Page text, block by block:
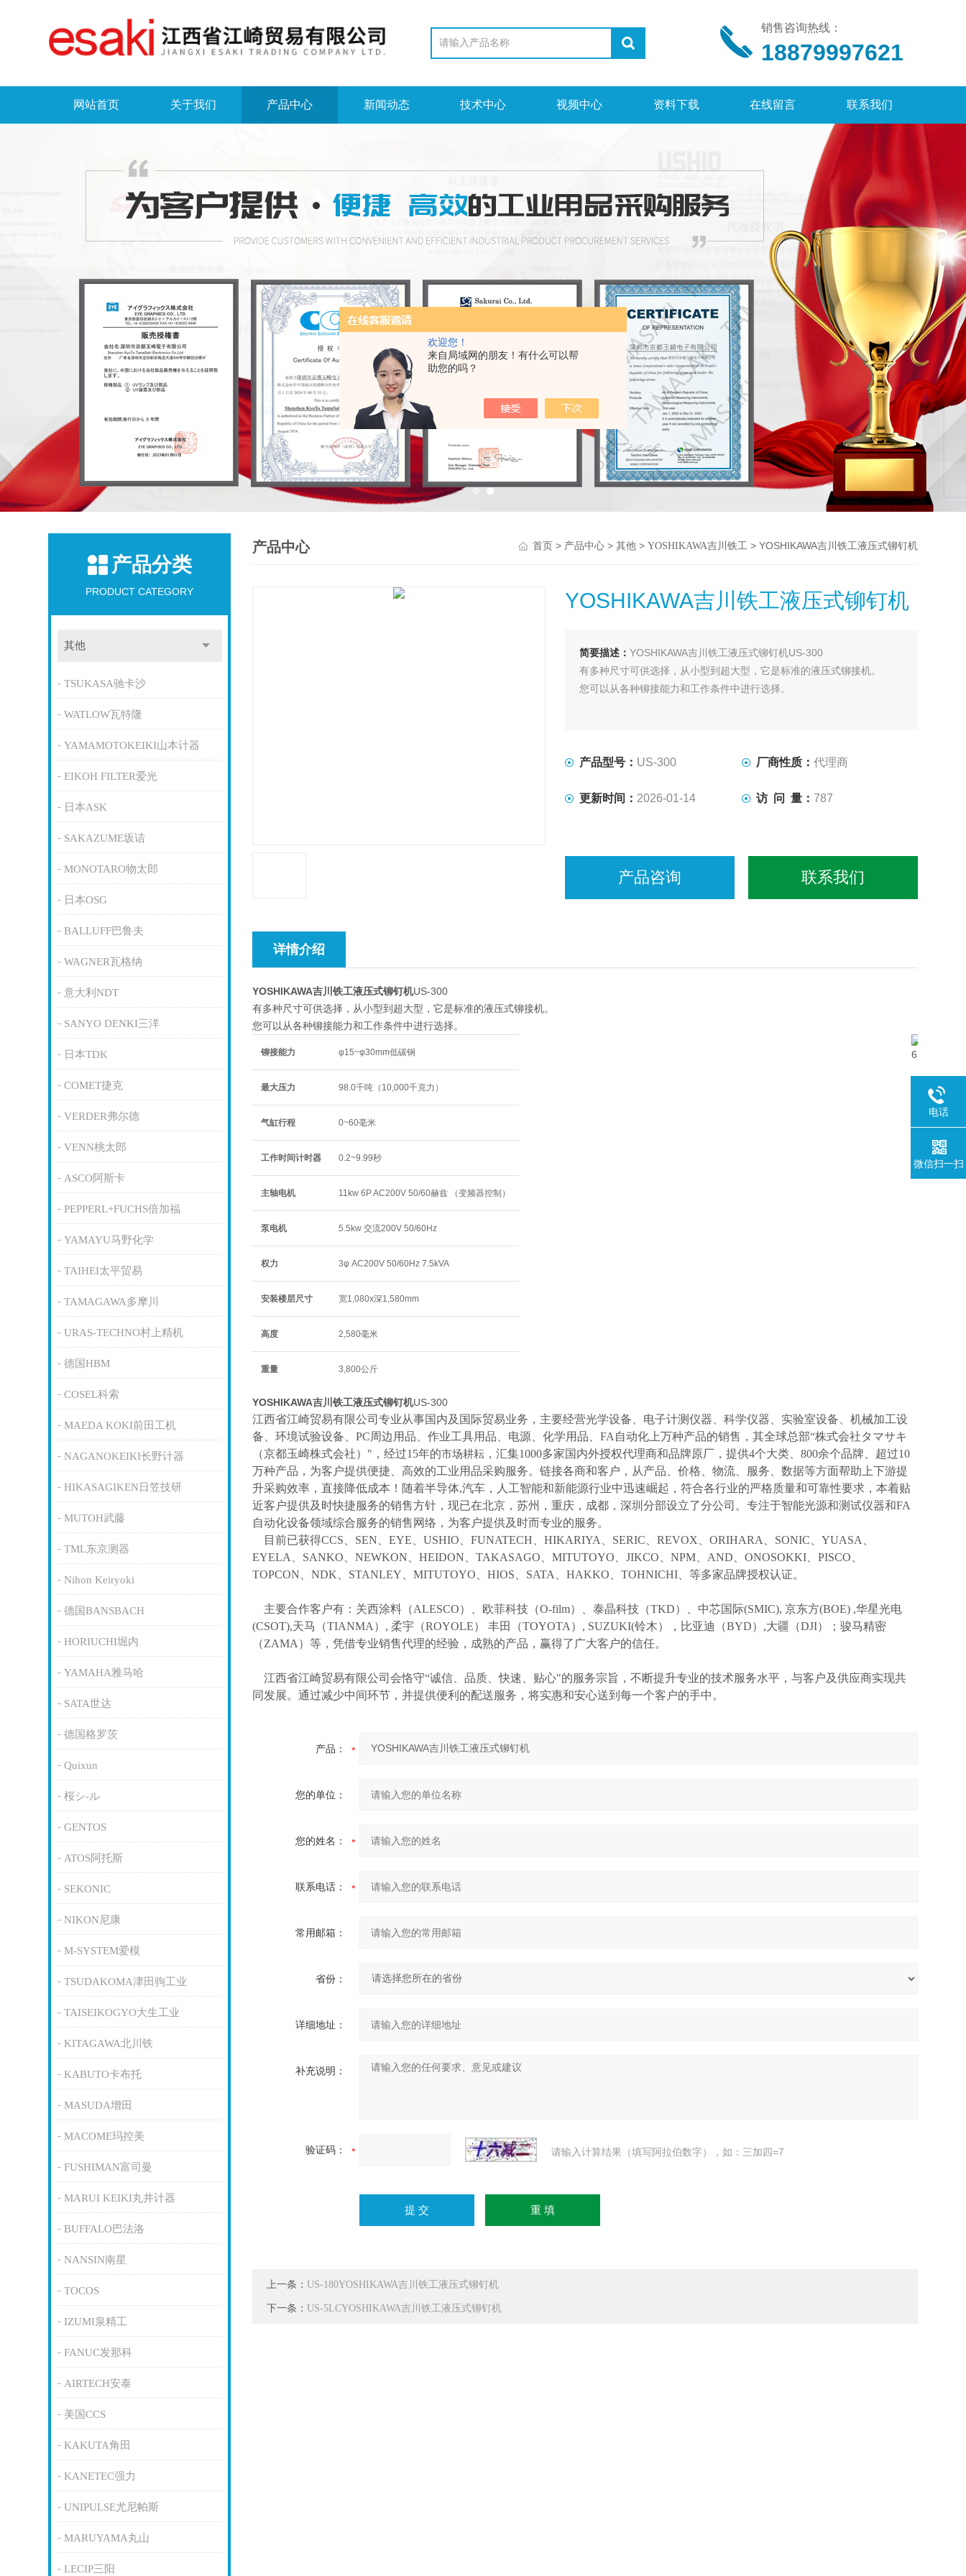
欢迎您！
来自局域网的朋友！有什么可以帮
助您的吗？
销售咨询热线：
18879997621
网站首页 关于我们 产品中心 新闻动态 技术中心 视频中心 资料下载 在线留言 联系我们
产品分类
PRODUCT CATEGORY
其他
TSUKASA驰卡沙
WATLOW瓦特隆
YAMAMOTOKEIKI山本计器
EIKOH FILTER爱光
日本ASK
SAKAZUME坂诘
MONOTARO物太郎
日本OSG
BALLUFF巴鲁夫
WAGNER瓦格纳
意大利NDT
SANYO DENKI三洋
日本TDK
COMET捷克
VERDER弗尔德
VENN桃太郎
ASCO阿斯卡
PEPPERL+FUCHS倍加福
YAMAYU马野化学
TAIHEI太平贸易
TAMAGAWA多摩川
URAS-TECHNO村上精机
德国HBM
COSEL科索
MAEDA KOKI前田工机
NAGANOKEIKI长野计器
HIKASAGIKEN日笠技研
MUTOH武藤
TML东京测器
Nihon Keiryoki
德国BANSBACH
HORIUCHI堀内
YAMAHA雅马哈
SATA世达
德国格罗茨
Quixun
桜シ-ル
GENTOS
ATOS阿托斯
SEKONIC
NIKON尼康
M-SYSTEM爱模
TSUDAKOMA津田驹工业
TAISEIKOGYO大生工业
KITAGAWA北川铁
KABUTO卡布托
MASUDA增田
MACOME玛控美
FUSHIMAN富司曼
MARUI KEIKI丸井计器
BUFFALO巴法洛
NANSIN南星
TOCOS
IZUMI泉精工
FANUC发那科
AIRTECH安泰
美国CCS
KAKUTA角田
KANETEC强力
UNIPULSE尤尼帕斯
MARUYAMA丸山
LECIP三阳
产品中心 首页> 产品中心> 其他> YOSHIKAWA吉川铁工 > YOSHIKAWA吉川铁工液压式铆钉机
YOSHIKAWA吉川铁工液压式铆钉机
简要描述：YOSHIKAWA吉川铁工液压式铆钉机US-300
有多种尺寸可供选择，从小型到超大型，它是标准的液压式铆接机。
您可以从各种铆接能力和工作条件中进行选择。
产品型号： US-300 厂商性质： 代理商
更新时间： 2026-01-14 访 问 量： 787
产品咨询 联系我们
详情介绍
YOSHIKAWA吉川铁工液压式铆钉机US-300
有多种尺寸可供选择，从小型到超大型，它是标准的液压式铆接机。
您可以从各种铆接能力和工作条件中进行选择。
铆接能力 φ15~φ30mm低碳钢
最大压力 98.0千吨（10,000千克力）
气缸行程 0~60毫米
工作时间计时器 0.2~9.99秒
主轴电机 11kw 6P AC200V 50/60赫兹 （变频器控制）
泵电机 5.5kw 交流200V 50/60Hz
权力 3φ AC200V 50/60Hz 7.5kVA
安装楼层尺寸 宽1,080x深1,580mm
高度 2,580毫米
重量 3,800公斤
YOSHIKAWA吉川铁工液压式铆钉机US-300
江西省江崎贸易有限公司专业从事国内及国际贸易业务，主要经营光学设备、电子计测仪器、科学仪器、实验室设备、机械加工设
备、环境试验设备、PC周边用品、作业工具用品、电源、化学用品、FA自动化上万种产品的销售，其全球总部“株式会社タマサキ
（京都玉崎株式会社）"，经过15年的市场耕耘 ，汇集1000多家国内外授权代理商和品牌原厂，提供4个大类、800余个品牌、超过10
万种产品，为客户提供便捷、高效的工业用品采购服务。链接各商和客户，从产品、价格、物流、服务、数据等方面帮助上下游提
升采购效率，直接降低成本！随着半导体,汽车，人工智能和新能源行业中迅速崛起，符合各行业的严格质量和可靠性要求，本着贴
近客户提供及时快捷服务的销售方针，现已在北京，苏州，重庆，成都，深圳分部设立了分公司。专注于智能光源和测试仪器和FA
自动化设备领域综合服务的销售网络，为客户提供及时而专业的服务。
目前已获得CCS、SEN、EYE、USHIO、FUNATECH、HIKARIYA、SERIC、REVOX、ORIHARA、SONIC、YUASA、
EYELA、SANKO、NEWKON、HEIDON、TAKASAGO、MITUTOYO、JIKCO、NPM、AND、ONOSOKKI、PISCO、
TOPCON、NDK、STANLEY、MITUTOYO、HIOS、SATA、HAKKO、TOHNICHI、等多家品牌授权认证。
主要合作客户有：关西涂料（ALESCO）、欧菲科技（O-film）、泰晶科技（TKD）、中芯国际(SMIC), 京东方(BOE) ,华星光电
(CSOT),天马（TIANMA）, 柔宇（ROYOLE） 丰田（TOYOTA）, SUZUKI(铃木），比亚迪（BYD）,大疆（DJI）；骏马精密
（ZAMA）等，凭借专业销售代理的经验，成熟的产品，赢得了广大客户的信任。
江西省江崎贸易有限公司会恪守“诚信、品质、快速、贴心"的服务宗旨，不断提升专业的技术服务水平，与客户及供应商实现共
同发展。通过减少中间环节，并提供便利的配送服务，将实惠和安心送到每一个客户的手中。
产品：
您的单位：
您的姓名：
联系电话：
常用邮箱：
省份：
详细地址：
补充说明：
验证码： 请输入计算结果（填写阿拉伯数字），如：三加四=7
上一条：US-180YOSHIKAWA吉川铁工液压式铆钉机
下一条：US-5LCYOSHIKAWA吉川铁工液压式铆钉机
电话
微信扫一扫